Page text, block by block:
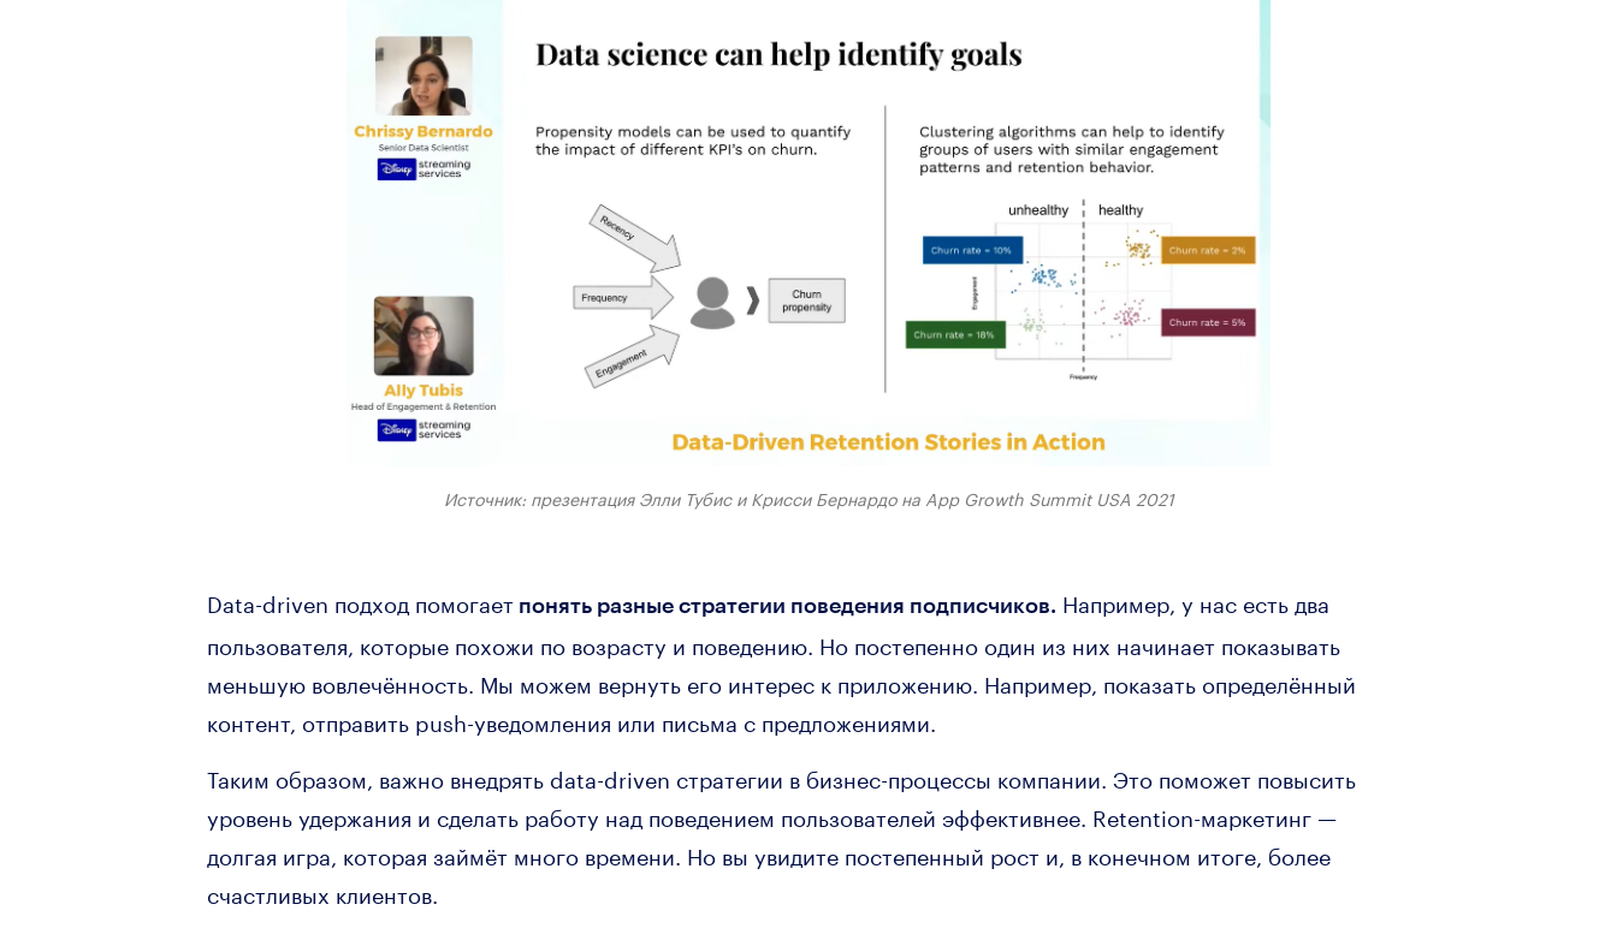
Источник: презентация Элли Тубис и Крисси Бернардо на App Growth Summit USA 2021
Data-driven подход помогает понять разные стратегии поведения подписчиков. Например, у нас есть два
пользователя, которые похожи по возрасту и поведению. Но постепенно один из них начинает показывать
меньшую вовлечённость. Мы можем вернуть его интерес к приложению. Например, показать определённый
контент, отправить push-уведомления или письма с предложениями.
Таким образом, важно внедрять data-driven стратегии в бизнес-процессы компании. Это поможет повысить
уровень удержания и сделать работу над поведением пользователей эффективнее. Retention-маркетинг —
долгая игра, которая займёт много времени. Но вы увидите постепенный рост и, в конечном итоге, более
счастливых клиентов.